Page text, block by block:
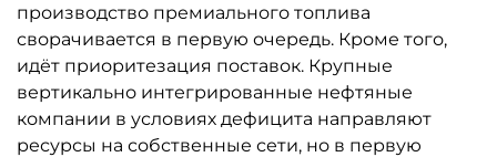
производство премиального топлива
сворачивается в первую очередь. Кроме того,
идёт приоритезация поставок. Крупные
вертикально интегрированные нефтяные
компании в условиях дефицита направляют
ресурсы на собственные сети, но в первую